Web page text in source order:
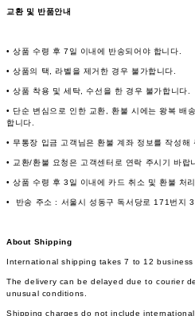
교환 및 반품안내
• 상품 수령 후 7일 이내에 반송되어야 합니다.
• 상품의 택, 라벨을 제거한 경우 불가합니다.
• 상품 착용 및 세탁, 수선을 한 경우 불가합니다.
• 단순 변심으로 인한 교환, 환불 시에는 왕복 배
합니다.
• 무통장 입금 고객님은 환불 계좌 정보를 작성해
• 교환/환불 요청은 고객센터로 연락 주시기 바랍
• 상품 수령 후 3일 이내에 카드 취소 및 환불 처리
• 반송 주소 : 서울시 성동구 독서당로 171번지
About Shipping
International shipping takes 7 to 12 business
The delivery can be delayed due to courier
unusual conditions.
Shipping charges do not include